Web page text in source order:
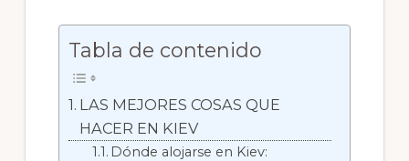
Tabla de contenido
LAS MEJORES COSAS QUE
HACER EN KIEV
Dónde alojarse en Kiev: